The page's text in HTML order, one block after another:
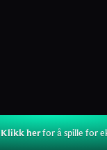
Klikk herfor å spille for